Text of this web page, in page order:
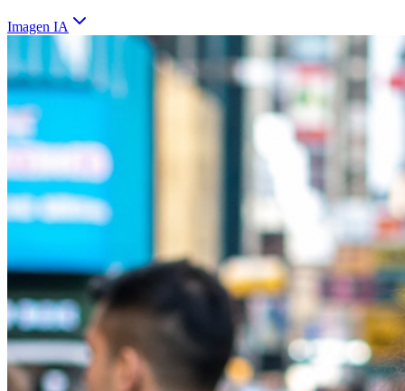
Imagen IA